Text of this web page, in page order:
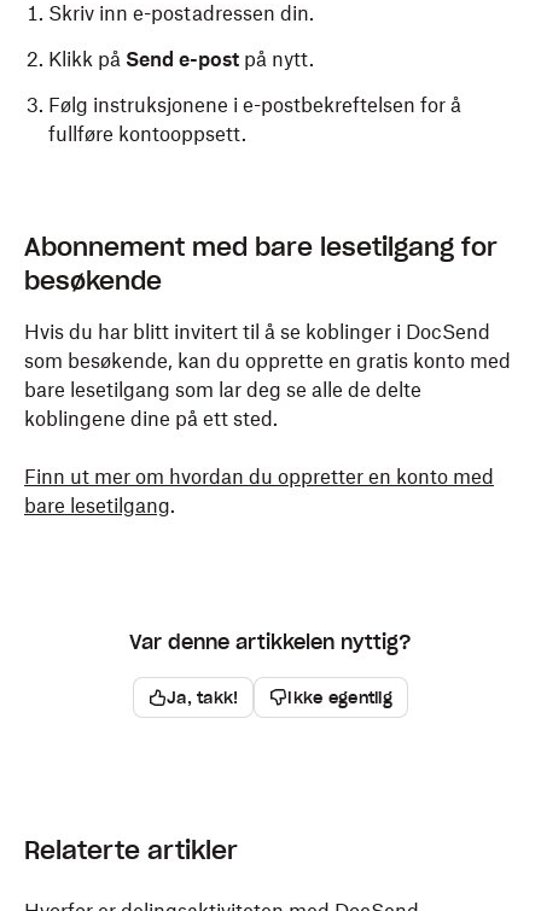
Skriv inn e-postadressen din.
Klikk på Send e-post på nytt.
Følg instruksjonene i e-postbekreftelsen for å
fullføre kontooppsett.
Abonnement med bare lesetilgang for
besøkende
Hvis du har blitt invitert til å se koblinger i DocSend
som besøkende, kan du opprette en gratis konto med
bare lesetilgang som lar deg se alle de delte
koblingene dine på ett sted.
Finn ut mer om hvordan du oppretter en konto med
bare lesetilgang.
Var denne artikkelen nyttig?
Ja, takk! Ikke egentlig
Relaterte artikler